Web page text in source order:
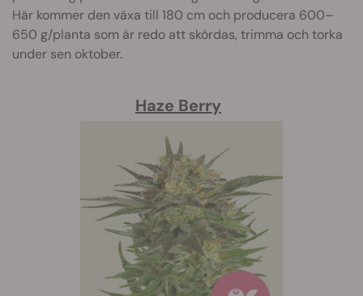
Här kommer den växa till 180 cm och producera 600–
650 g/planta som är redo att skördas, trimma och torka
under sen oktober.
Haze Berry